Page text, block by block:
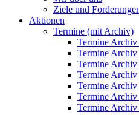
Ziele und
Aktionen
Termine (mit Archiv)
Termine Archiv
Termine Archiv
Termine Archiv
Termine Archiv
Termine Archiv
Termine Archiv
Termine Archiv